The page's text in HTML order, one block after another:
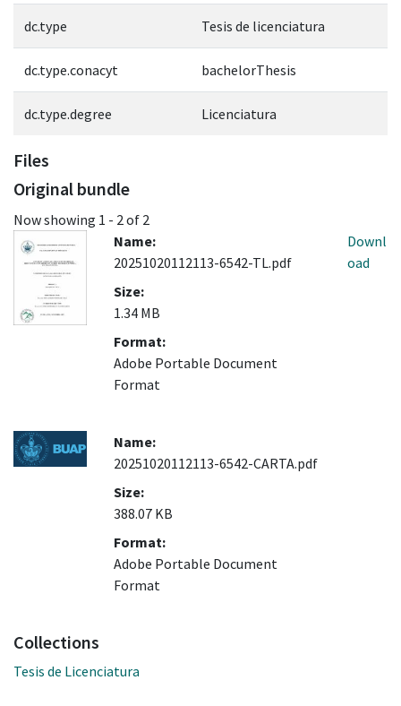
dc.type Tesis de licenciatura
dc.type.conacyt bachelorThesis
dc.type.degree Licenciatura
Files
Original bundle
Now showing 1 - 2 of 2
Name:
20251020112113-6542-TL.pdf
Size:
1.34 MB
Format:
Adobe Portable Document
Format
Downl
oad
Name:
20251020112113-6542-CARTA.pdf
Size:
388.07 KB
Format:
Adobe Portable Document
Format
Collections
Tesis de Licenciatura